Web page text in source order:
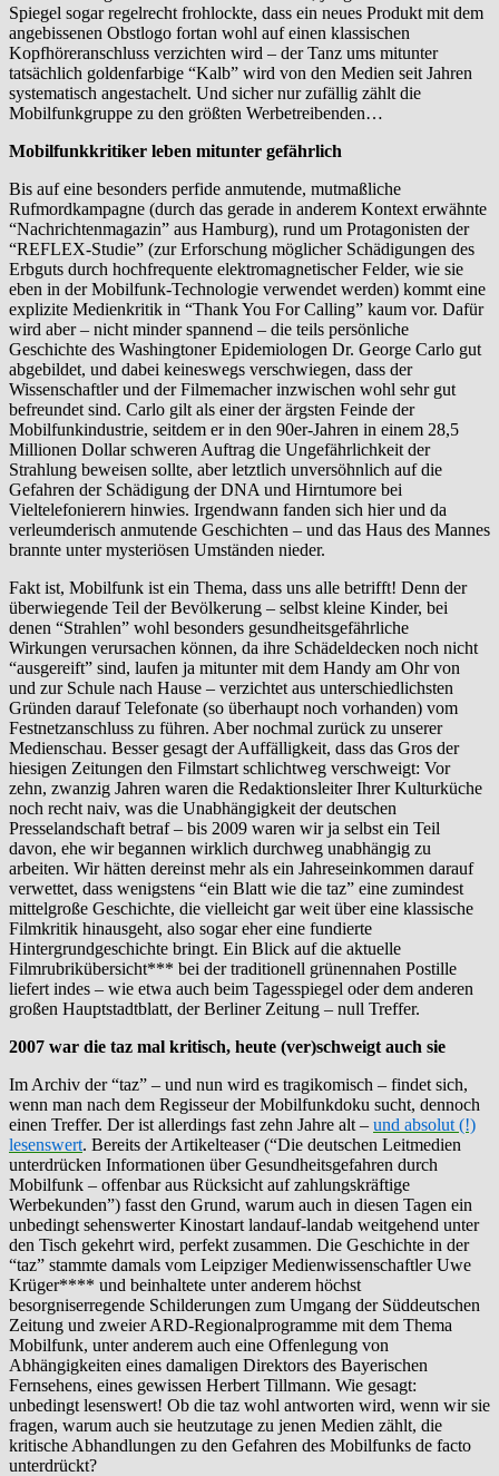
Spiegel sogar regelrecht frohlockte, dass ein neues Produkt mit dem
angebissenen Obstlogo fortan wohl auf einen klassischen
Kopfhöreranschluss verzichten wird – der Tanz ums mitunter
tatsächlich goldenfarbige “Kalb” wird von den Medien seit Jahren
systematisch angestachelt. Und sicher nur zufällig zählt die
Mobilfunkgruppe zu den größten Werbetreibenden…
Mobilfunkkritiker leben mitunter gefährlich
Bis auf eine besonders perfide anmutende, mutmaßliche
Rufmordkampagne (durch das gerade in anderem Kontext erwähnte
“Nachrichtenmagazin” aus Hamburg), rund um Protagonisten der
“REFLEX-Studie” (zur Erforschung möglicher Schädigungen des
Erbguts durch hochfrequente elektromagnetischer Felder, wie sie
eben in der Mobilfunk-Technologie verwendet werden) kommt eine
explizite Medienkritik in “Thank You For Calling” kaum vor. Dafür
wird aber – nicht minder spannend – die teils persönliche
Geschichte des Washingtoner Epidemiologen Dr. George Carlo gut
abgebildet, und dabei keineswegs verschwiegen, dass der
Wissenschaftler und der Filmemacher inzwischen wohl sehr gut
befreundet sind. Carlo gilt als einer der ärgsten Feinde der
Mobilfunkindustrie, seitdem er in den 90er-Jahren in einem 28,5
Millionen Dollar schweren Auftrag die Ungefährlichkeit der
Strahlung beweisen sollte, aber letztlich unversöhnlich auf die
Gefahren der Schädigung der DNA und Hirntumore bei
Vieltelefonierern hinwies. Irgendwann fanden sich hier und da
verleumderisch anmutende Geschichten – und das Haus des Mannes
brannte unter mysteriösen Umständen nieder.
Fakt ist, Mobilfunk ist ein Thema, dass uns alle betrifft! Denn der
überwiegende Teil der Bevölkerung – selbst kleine Kinder, bei
denen “Strahlen” wohl besonders gesundheitsgefährliche
Wirkungen verursachen können, da ihre Schädeldecken noch nicht
“ausgereift” sind, laufen ja mitunter mit dem Handy am Ohr von
und zur Schule nach Hause – verzichtet aus unterschiedlichsten
Gründen darauf Telefonate (so überhaupt noch vorhanden) vom
Festnetzanschluss zu führen. Aber nochmal zurück zu unserer
Medienschau. Besser gesagt der Auffälligkeit, dass das Gros der
hiesigen Zeitungen den Filmstart schlichtweg verschweigt: Vor
zehn, zwanzig Jahren waren die Redaktionsleiter Ihrer Kulturküche
noch recht naiv, was die Unabhängigkeit der deutschen
Presselandschaft betraf – bis 2009 waren wir ja selbst ein Teil
davon, ehe wir begannen wirklich durchweg unabhängig zu
arbeiten. Wir hätten dereinst mehr als ein Jahreseinkommen darauf
verwettet, dass wenigstens “ein Blatt wie die taz” eine zumindest
mittelgroße Geschichte, die vielleicht gar weit über eine klassische
Filmkritik hinausgeht, also sogar eher eine fundierte
Hintergrundgeschichte bringt. Ein Blick auf die aktuelle
Filmrubrikübersicht*** bei der traditionell grünennahen Postille
liefert indes – wie etwa auch beim Tagesspiegel oder dem anderen
großen Hauptstadtblatt, der Berliner Zeitung – null Treffer.
2007 war die taz mal kritisch, heute (ver)schweigt auch sie
Im Archiv der “taz” – und nun wird es tragikomisch – findet sich,
wenn man nach dem Regisseur der Mobilfunkdoku sucht, dennoch
einen Treffer. Der ist allerdings fast zehn Jahre alt – und absolut (!)
lesenswert. Bereits der Artikelteaser (“Die deutschen Leitmedien
unterdrücken Informationen über Gesundheitsgefahren durch
Mobilfunk – offenbar aus Rücksicht auf zahlungskräftige
Werbekunden”) fasst den Grund, warum auch in diesen Tagen ein
unbedingt sehenswerter Kinostart landauf-landab weitgehend unter
den Tisch gekehrt wird, perfekt zusammen. Die Geschichte in der
“taz” stammte damals vom Leipziger Medienwissenschaftler Uwe
Krüger**** und beinhaltete unter anderem höchst
besorgniserregende Schilderungen zum Umgang der Süddeutschen
Zeitung und zweier ARD-Regionalprogramme mit dem Thema
Mobilfunk, unter anderem auch eine Offenlegung von
Abhängigkeiten eines damaligen Direktors des Bayerischen
Fernsehens, eines gewissen Herbert Tillmann. Wie gesagt:
unbedingt lesenswert! Ob die taz wohl antworten wird, wenn wir sie
fragen, warum auch sie heutzutage zu jenen Medien zählt, die
kritische Abhandlungen zu den Gefahren des Mobilfunks de facto
unterdrückt?